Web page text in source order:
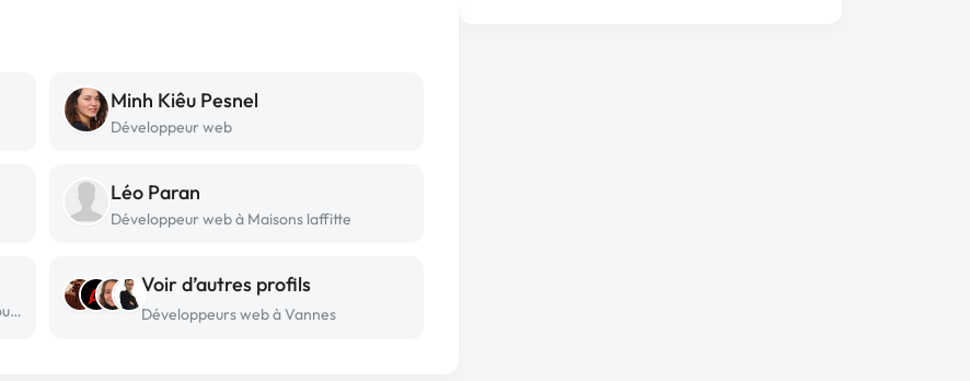
Minh Kiêu Pesnel
Développeur web
Léo Paran
Développeur web à Maisons laffitte
Développeur web freelance à Aulnois-sous-laon
Voir d’autres profils
Développeurs web à Vannes